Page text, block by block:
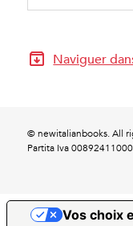
Naviguer
© newitalianbooks. All
Partita Iva 00892411000
Vos choix